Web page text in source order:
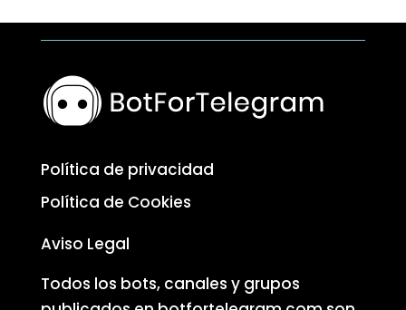
Política de privacidad
Política de Cookies
Aviso Legal
Todos los bots, canales y grupos